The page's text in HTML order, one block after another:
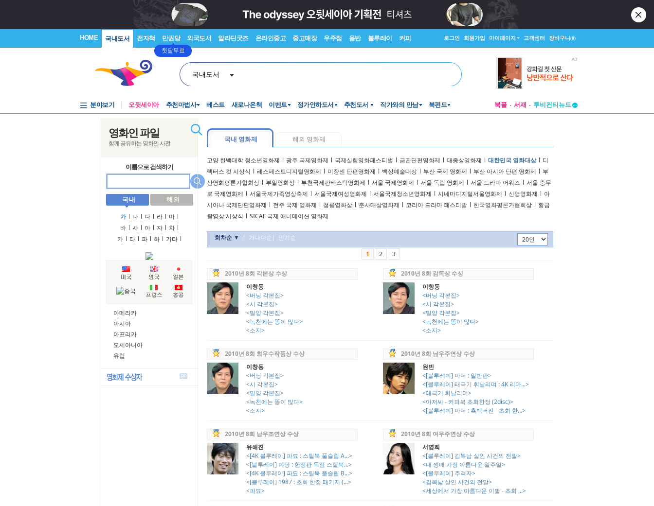
HOME 국내도서 전자책 만권당
첫달무료
외국도서 알라딘굿즈 온라인중고 중고매장 우주점 음반 블루레이 커피 로그인 회원가입 마이페이지 고객센터 장바구니(0)
국내도서
분야보기 오뒷세이아 추천마법사 베스트 새로나온책 이벤트 정가인하도서 추천도서 작가와의 만남 북펀드 북플 서재
투비컨티뉴드
영화인 파일
함께 공유하는 영화인 사전
이름으로 검색하기
국 내 해 외
가 l 나 l 다 l 라 l 마 l
바 l 사 l 아 l 자 l 차 l
카 l 타 l 파 l 하 l 기타 l
아메리카
아시아
아프리카
오세아니아
유럽
국내 영화제 해외 영화제
고양 한백대학 청소년영화제 l 광주 국제영화제 l 국제실험영화페스티벌 l 금관단편영화제 l 대종상영화제 l 대한민국 영화대상 l 디
렉터스 컷 시상식 l 레스페스트디지털영화제 l 미쟝센 단편영화제 l 백상예술대상 l 부산 국제 영화제 l 부산 아시아 단편 영화제 l 부
산영화평론가협회상 l 부일영화상 l 부천국제판타스틱영화제 l 서울 국제영화제 l 서울 독립 영화제 l 서울 드라마 어워즈 l 서울 충무
로 국제영화제 l 서울국제가족영상축제 l 서울국제여성영화제 l 서울국제청소년영화제 l 시네마디지털서울영화제 l 신영영화제 l 아
시아나 국제단편영화제 l 전주 국제 영화제 l 청룡영화상 l 춘사대상영화제 l 코리아 드라마 페스티발 l 한국영화평론가협회상 l 황금
촬영상 시상식 l SICAF 국제 애니메이션 영화제
회차순 ▼ | 가나다순 | 인기순
1
2 3
2010년 8회 각본상 수상
이창동
<버닝 각본집>
<시 각본집>
<밀양 각본집>
<녹천에는 똥이 많다>
<소지>
2010년 8회 감독상 수상
이창동
<버닝 각본집>
<시 각본집>
<밀양 각본집>
<녹천에는 똥이 많다>
<소지>
2010년 8회 최우수작품상 수상
이창동
<버닝 각본집>
<시 각본집>
<밀양 각본집>
<녹천에는 똥이 많다>
<소지>
2010년 8회 남우주연상 수상
원빈
<[블루레이] 마더 : 일반판>
<[블루레이] 태극기 휘날리며 : 4K 리마...>
<태극기 휘날리며>
<아저씨 - 커피북 초회한정 (2disc)>
<[블루레이] 마더 : 흑백버전 - 초회 한...>
2010년 8회 남우조연상 수상
유해진
<[4K 블루레이] 파묘 : 스틸북 풀슬립 A...>
<[블루레이] 야당 : 한정판 독점 스틸북...>
<[4K 블루레이] 파묘 : 스틸북 풀슬립 B...>
<[블루레이] 1987 : 초회 한정 패키지 (...>
<파묘>
2010년 8회 여우주연상 수상
서영희
<[블루레이] 김복남 살인 사건의 전말>
<내 생애 가장 아름다운 일주일>
<[블루레이] 추격자>
<김복남 살인 사건의 전말>
<세상에서 가장 아름다운 이별 - 초회 ...>